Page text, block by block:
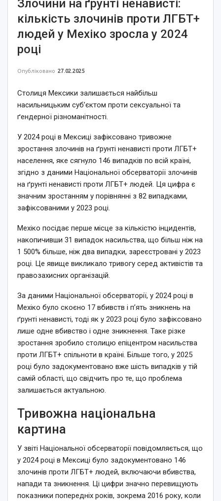
Злочини на ґрунті ненависті:
кількість злочинів проти ЛГБТ+
людей у Мехіко зросла у 2024
році
Опубліковано 27.02.2025
Столиця Мексики залишається найбільш
насильницьким суб’єктом проти сексуальної та
ґендерної різноманітності.
У 2024 році в Мексиці зафіксовано тривожне
зростання злочинів на ґрунті ненависті проти ЛГБТ+
населення, яке сягнуло 146 випадків по всій країні,
згідно з даними Національної обсерваторії злочинів
на ґрунті ненависті проти ЛГБТ+ людей. Ця цифра є
значним зростанням у порівнянні з 82 випадками,
зафіксованими у 2023 році.
Мехіко посідає перше місце за кількістю інцидентів,
накопичивши 31 випадок насильства, що більш ніж на
1 500% більше, ніж два випадки, зареєстровані у 2023
році. Це явище викликало тривогу серед активістів та
правозахисних організацій.
За даними Національної обсерваторії, у 2024 році в
Мехіко було скоєно 17 вбивств і п’ять зникнень на
ґрунті ненависті, тоді як у 2023 році було зафіксовано
лише одне вбивство і одне зникнення. Таке різке
зростання зробило столицю епіцентром насильства
проти ЛГБТ+ спільноти в країні. Більше того, у 2025
році було задокументовано вже шість випадків у тій
самій області, що свідчить про те, що проблема
залишається актуальною.
Тривожна національна
картина
У звіті Національної обсерваторії повідомляється, що
у 2024 році в Мексиці було задокументовано 146
злочинів проти ЛГБТ+ людей, включаючи вбивства,
напади та зникнення. Ці цифри значно перевищують
показники попередніх років, зокрема 2016 року, коли